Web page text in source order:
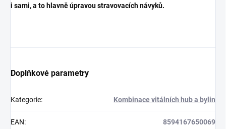
i sami, a to hlavně úpravou stravovacích návyků.
Doplňkové parametry
Kategorie: Kombinace vitálních hub a bylin
EAN: 8594167650069